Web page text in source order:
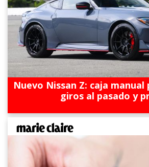
Nuevo Nissan Z: caja manual
giros al pasado y